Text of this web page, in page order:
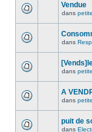
Vendue
dans
dans
dans
A
dans
puit de
dans